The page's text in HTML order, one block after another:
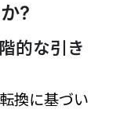
?
的な引き
換に基づい